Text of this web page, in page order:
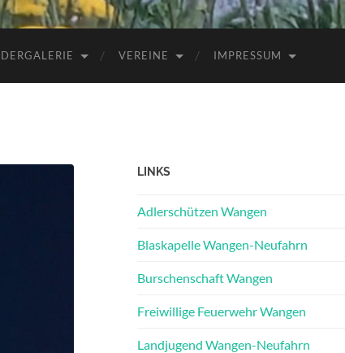
VEREINE IMPRESSUM
LINKS
Adlerschützen Wangen
Blaskapelle Wangen-Neufahrn
Burschenschaft Wangen
Freiwillige Feuerwehr Wangen
Landjugend Wangen-Neufahrn